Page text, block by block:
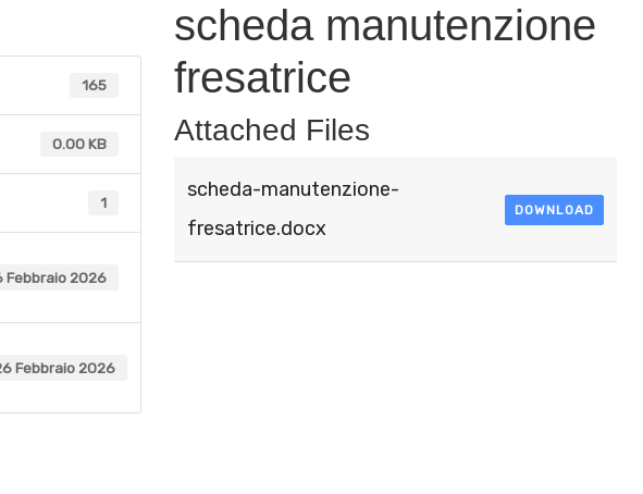
165
0.00 KB
1
Febbraio 2026
Febbraio 2026
scheda manutenzione
fresatrice​
Attached Files
scheda-manutenzione-
fresatrice.docx
DOWNLOAD